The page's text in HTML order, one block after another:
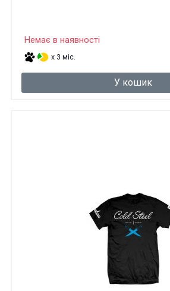
Немає в наявності
x 3 міс.
У кошик